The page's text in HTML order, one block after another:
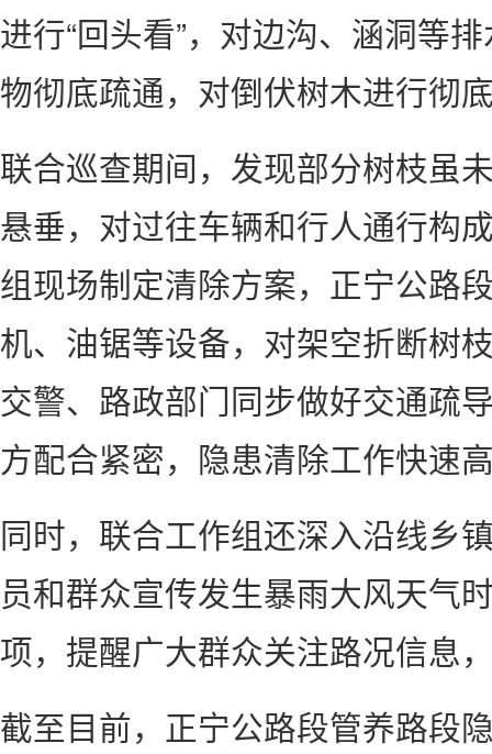
进行“回头看”，对边沟、涵洞等
物彻底疏通，对倒伏树木进行彻
联合巡查期间，发现部分树枝虽
悬垂，对过往车辆和行人通行构
组现场制定清除方案，正宁公路
机、油锯等设备，对架空折断树
交警、路政部门同步做好交通疏
方配合紧密，隐患清除工作快速
同时，联合工作组还深入沿线乡
员和群众宣传发生暴雨大风天气
项，提醒广大群众关注路况信息
截至目前，正宁公路段管养路段